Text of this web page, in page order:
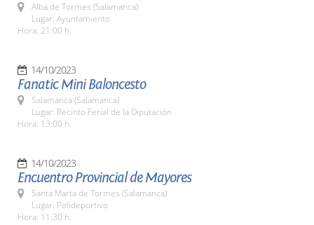
Alba de Tormes (Salamanca)
Lugar: Ayuntamiento
Hora: 21:00 h.
14/10/2023
Fanatic Mini Baloncesto
Salamanca (Salamanca)
Lugar: Recinto Ferial de la Diputación
Hora: 13:00 h.
14/10/2023
Encuentro Provincial de Mayores
Santa Marta de Tormes (Salamanca)
Lugar: Polideportivo
Hora: 11:30 h.